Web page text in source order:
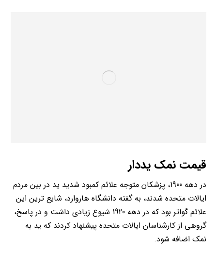
قیمت نمک یددار
در دهه 1900، پزشکان متوجه علائم کمبود شدید ید در بین مردم
ایالات متحده شدند، به گفته دانشگاه هاروارد، شایع ترین این
علائم گواتر بود که در دهه 1920 شیوع زیادی داشت و در پاسخ،
گروهی از کارشناسان ایالات متحده پیشنهاد کردند که ید به
نمک اضافه شود.